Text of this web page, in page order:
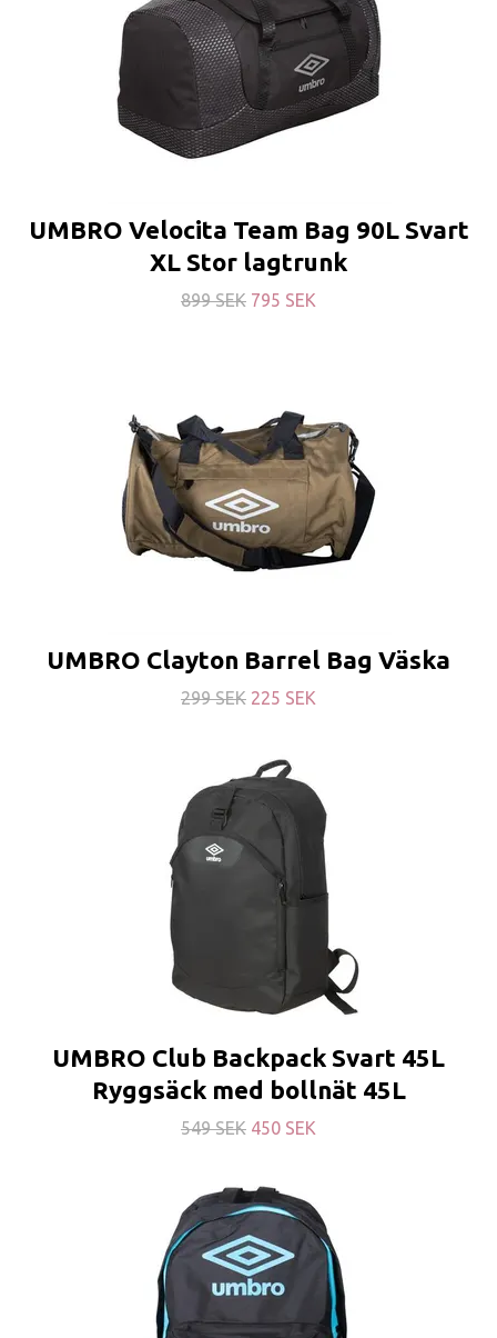
UMBRO Velocita Team Bag 90L Svart
XL Stor lagtrunk
899 SEK 795 SEK
UMBRO Clayton Barrel Bag Väska
299 SEK 225 SEK
UMBRO Club Backpack Svart 45L
Ryggsäck med bollnät 45L
549 SEK 450 SEK